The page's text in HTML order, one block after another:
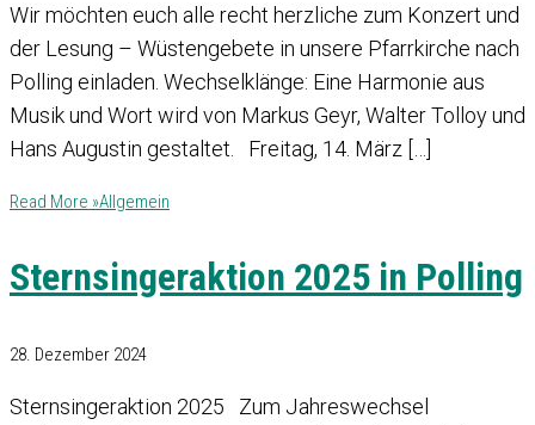
Wir möchten euch alle recht herzliche zum Konzert und
der Lesung – Wüstengebete in unsere Pfarrkirche nach
Polling einladen. Wechselklänge: Eine Harmonie aus
Musik und Wort wird von Markus Geyr, Walter Tolloy und
Hans Augustin gestaltet. Freitag, 14. März […]
Read More »Allgemein
Sternsingeraktion 2025 in Polling
28. Dezember 2024
Sternsingeraktion 2025 Zum Jahreswechsel